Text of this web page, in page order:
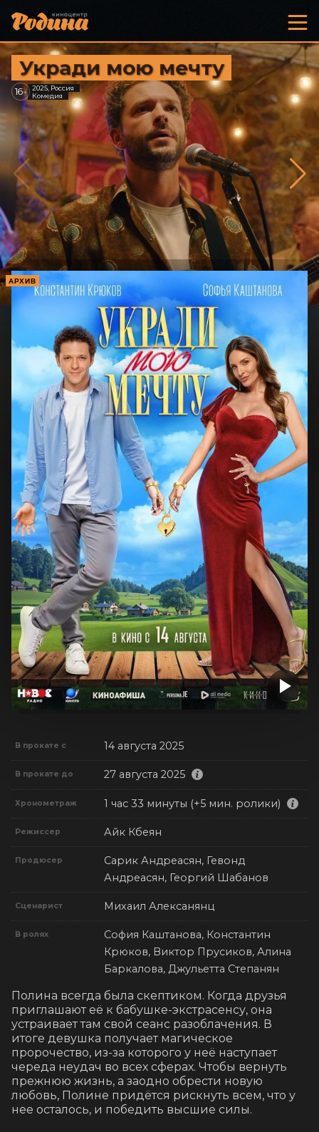
Укради мою мечту
16+
2025, Россия
Комедия
АРХИВ
В прокате с 14 августа 2025
В прокате до 27 августа 2025
Хронометраж 1 час 33 минуты (+5 мин. ролики)
Режиссер Айк Кбеян
Продюсер
Сарик Андреасян, Гевонд
Андреасян, Георгий Шабанов
Сценарист Михаил Алексанянц
В ролях
София Каштанова, Константин
Крюков, Виктор Прусиков, Алина
Баркалова, Джульетта Степанян
Полина всегда была скептиком. Когда друзья
приглашают её к бабушке-экстрасенсу, она
устраивает там свой сеанс разоблачения. В
итоге девушка получает магическое
пророчество, из-за которого у неё наступает
череда неудач во всех сферах. Чтобы вернуть
прежнюю жизнь, а заодно обрести новую
любовь, Полине придётся рискнуть всем, что у
нее осталось, и победить высшие силы.